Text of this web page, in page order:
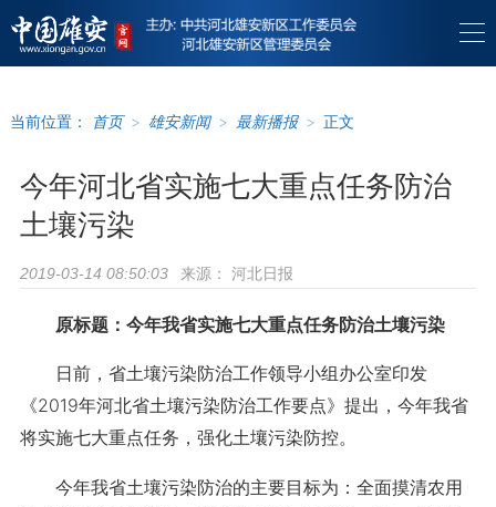
当前位置： 首页 > 雄安新闻 > 最新播报 > 正文
今年河北省实施七大重点任务防治
土壤污染
2019-03-14 08:50:03 来源： 河北日报
原标题：今年我省实施七大重点任务防治土壤污染
日前，省土壤污染防治工作领导小组办公室印发
《2019年河北省土壤污染防治工作要点》提出，今年我省
将实施七大重点任务，强化土壤污染防控。
今年我省土壤污染防治的主要目标为：全面摸清农用